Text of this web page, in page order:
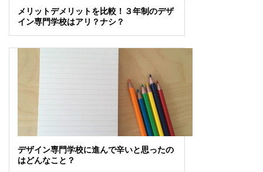
メリットデメリットを比較！３年制のデザ
イン専門学校はアリ？ナシ？
デザイン専門学校に進んで辛いと思ったの
はどんなこと？